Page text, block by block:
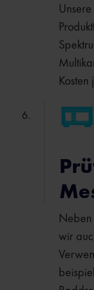
Unsere
Kosten
wir